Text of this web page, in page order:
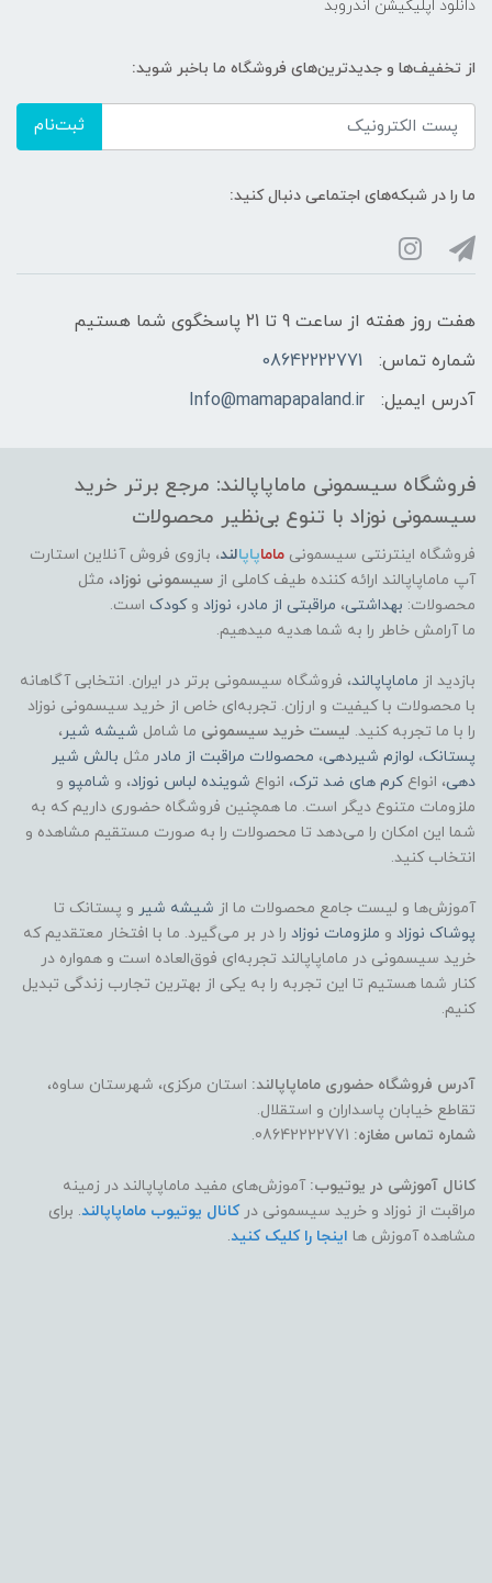
دانلود اپلیکیشن اندروبد
از تخفیف‌ها و جدیدترین‌های فروشگاه ما باخبر شوید:
ثبت‌نام
ما را در شبکه‌های اجتماعی دنبال کنید:
هفت روز هفته از ساعت 9 تا 21 پاسخگوی شما هستیم
شماره تماس:
08642222771
آدرس ایمیل:
Info@mamapapaland.ir
فروشگاه سیسمونی ماماپاپالند: مرجع برتر خرید
سیسمونی نوزاد با تنوع بی‌نظیر محصولات
فروشگاه اینترنتی سیسمونی ماماپاپالند، بازوی فروش آنلاین استارت
آپ ماماپاپالند ارائه کننده طیف کاملی از سیسمونی نوزاد، مثل
محصولات: بهداشتی، مراقبتی از مادر، نوزاد وکودک است.
ما آرامش خاطر را به شما هدیه میدهیم.
بازدید از ماماپاپالند، فروشگاه سیسمونی برتر در ایران. انتخابی آگاهانه
با محصولات با کیفیت و ارزان. تجربه‌ای خاص از خرید سیسمونی نوزاد
را با ما تجربه کنید. لیست خرید سیسمونی ما شامل شیشه شیر،
پستانک، لوازم شیردهی، محصولات مراقبت از مادر مثل بالش شیر
دهی، انواعکرم های ضد ترک، انواع شوینده لباس نوزاد، و شامپو و
ملزومات متنوع دیگر است. ما همچنین فروشگاه حضوری داریم که به
شما این امکان را می‌دهد تا محصولات را به صورت مستقیم مشاهده و
انتخاب کنید.
آموزش‌ها و لیست جامع محصولات ما از شیشه شیر و پستانک تا
پوشاک نوزاد و ملزومات نوزاد را در بر می‌گیرد. ما با افتخار معتقدیم که
خرید سیسمونی در ماماپاپالند تجربه‌ای فوق‌العاده است و همواره در
کنار شما هستیم تا این تجربه را به یکی از بهترین تجارب زندگی تبدیل
کنیم.
آدرس فروشگاه حضوری ماماپاپالند: استان مرکزی، شهرستان ساوه،
تقاطع خیابان پاسداران و استقلال.
شماره تماس مغازه:
کانال آموزشی در یوتیوب: آموزش‌های مفید ماماپاپالند در زمینه
مراقبت از نوزاد و خرید سیسمونی درکانال یوتیوب ماماپاپالند. برای
مشاهده آموزش ها اینجا را کلیک کنید.